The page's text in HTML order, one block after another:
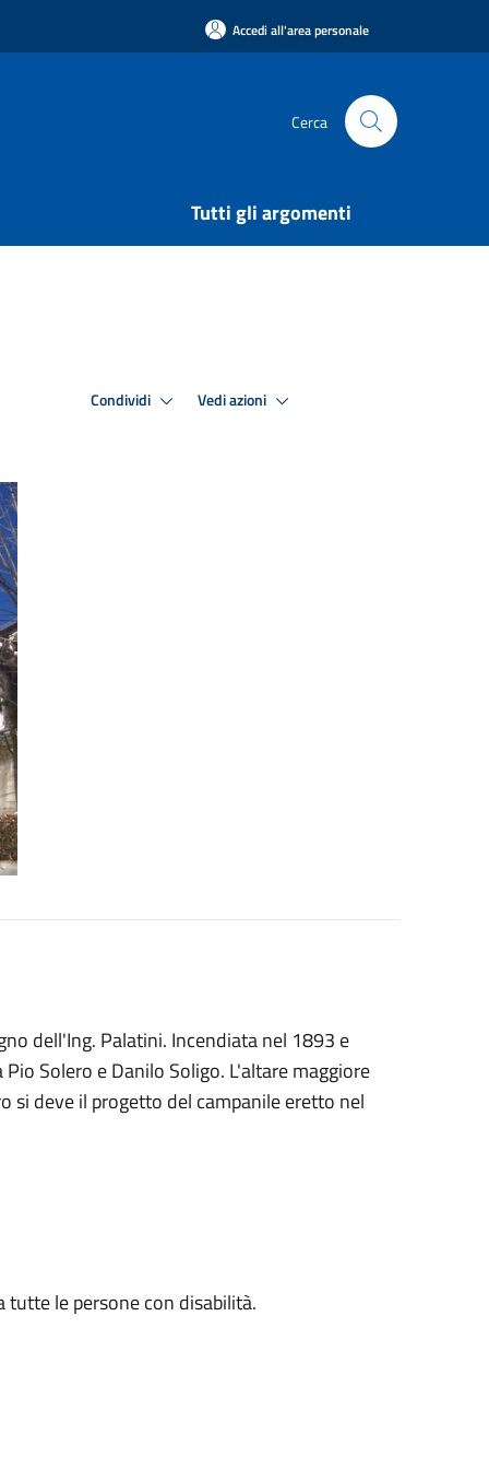
Accedi all'area personale
Cerca
Tutti gli argomenti
Condividi Vedi azioni
dell'Ing. Palatini. Incendiata nel 1893 e
Solero e Danilo Soligo. L'altare maggiore
si deve il progetto del campanile eretto nel
tutte le persone con disabilità.